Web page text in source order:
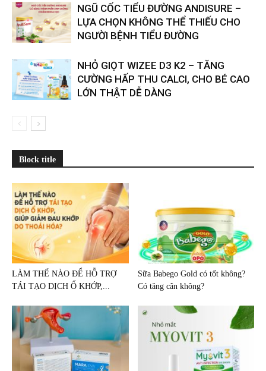
​​NGŨ CỐC TIỂU ĐƯỜNG ANDISURE –
LỰA CHỌN KHÔNG THỂ THIẾU CHO
NGƯỜI BỆNH TIỂU ĐƯỜNG
NHỎ GIỌT WIZEE D3 K2 – TĂNG
CƯỜNG HẤP THU CALCI, CHO BÉ CAO
LỚN THẬT DỄ DÀNG
Block title
LÀM THẾ NÀO ĐỂ HỖ TRỢ
TÁI TẠO DỊCH Ổ KHỚP,...
Sữa Babego Gold có tốt không?
Có tăng cân không?